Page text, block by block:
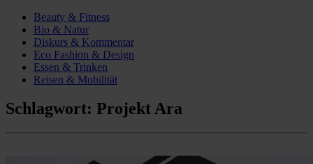
Beauty & Fitness
Bio & Natur
Diskurs & Kommentar
Eco Fashion & Design
Essen & Trinken
Reisen & Mobilität
Schlagwort: Projekt Ara